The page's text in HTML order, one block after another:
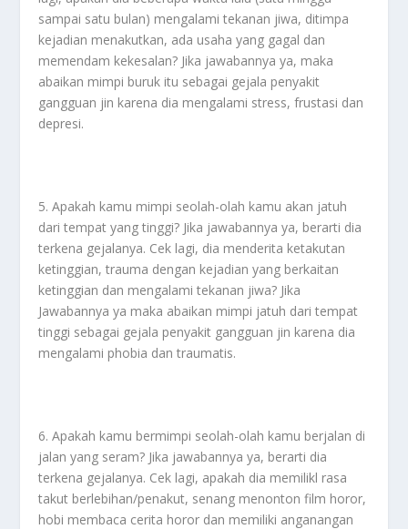
sampai satu bulan) mengalami tekanan jiwa, ditimpa
kejadian menakutkan, ada usaha yang gagal dan
memendam kekesalan? Jika jawabannya ya, maka
abaikan mimpi buruk itu sebagai gejala penyakit
gangguan jin karena dia mengalami stress, frustasi dan
depresi.
5. Apakah kamu mimpi seolah-olah kamu akan jatuh
dari tempat yang tinggi? Jika jawabannya ya, berarti dia
terkena gejalanya. Cek lagi, dia menderita ketakutan
ketinggian, trauma dengan kejadian yang berkaitan
ketinggian dan mengalami tekanan jiwa? Jika
Jawabannya ya maka abaikan mimpi jatuh dari tempat
tinggi sebagai gejala penyakit gangguan jin karena dia
mengalami phobia dan traumatis.
6. Apakah kamu bermimpi seolah-olah kamu berjalan di
jalan yang seram? Jika jawabannya ya, berarti dia
terkena gejalanya. Cek lagi, apakah dia memilikl rasa
takut berlebihan/penakut, senang menonton film horor,
hobi membaca cerita horor dan memiliki anganangan